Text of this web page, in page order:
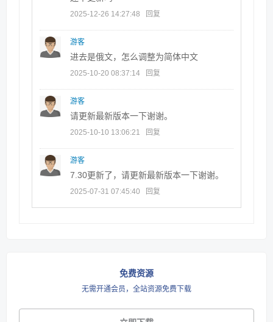
2025-12-26 14:27:48 回复
游客
进去是俄文，怎么调整为简体中文
2025-10-20 08:37:14 回复
游客
请更新最新版本一下谢谢。
2025-10-10 13:06:21 回复
游客
7.30更新了，请更新最新版本一下谢谢。
2025-07-31 07:45:40 回复
免费资源
无需开通会员，全站资源免费下载